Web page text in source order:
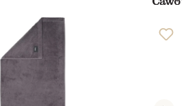
von 4.76 von 5 Sternen